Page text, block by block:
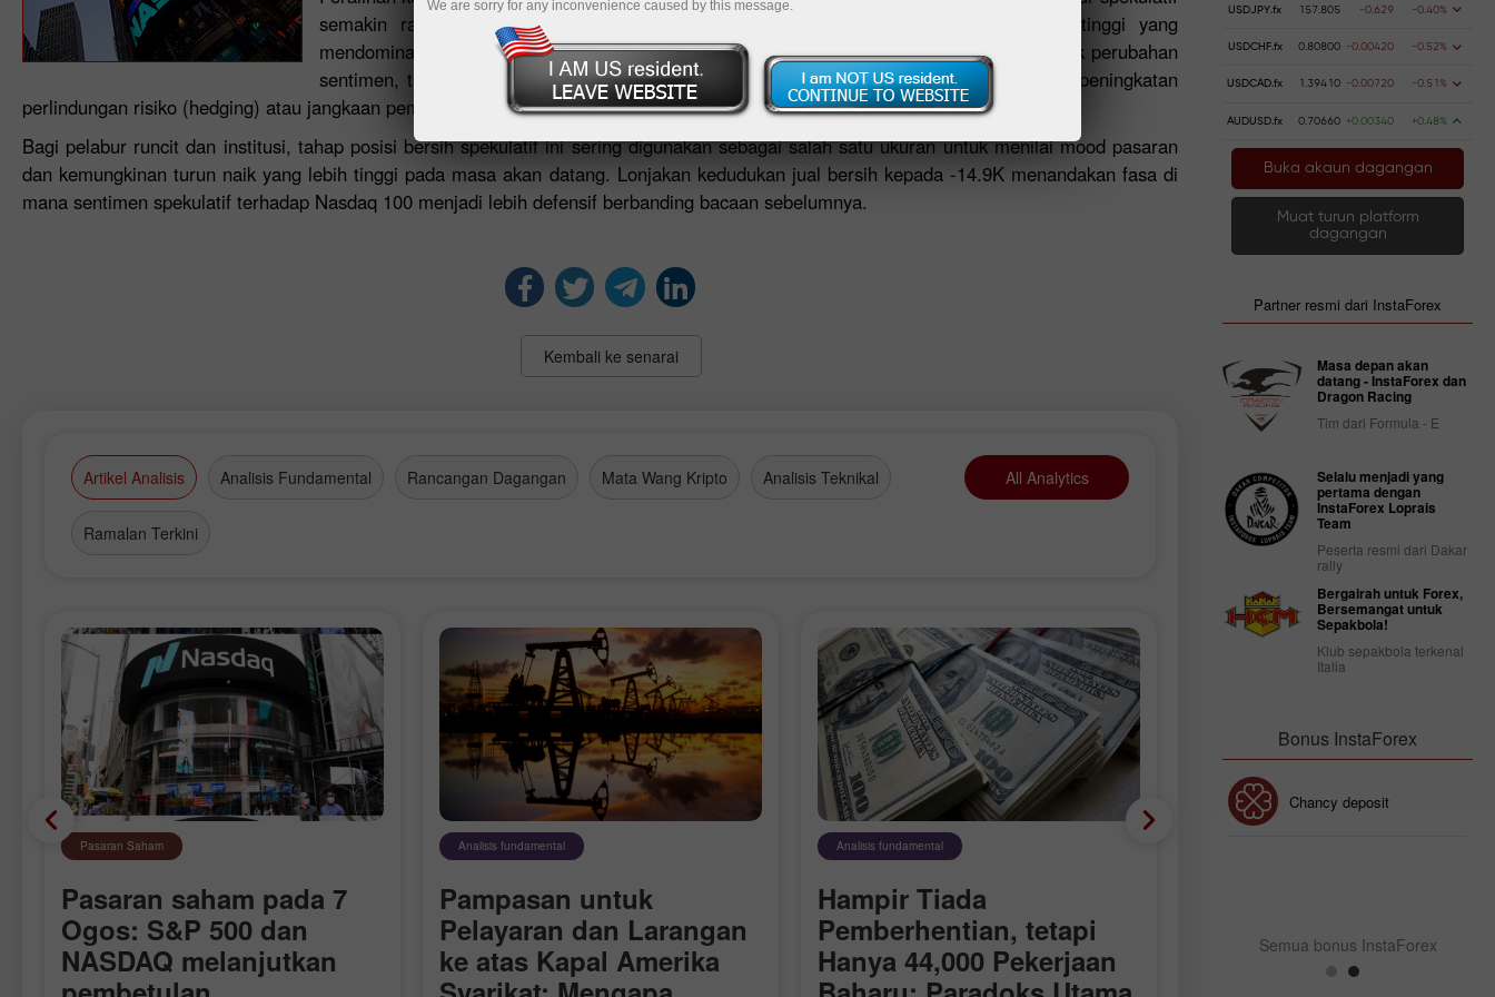
semakin ragu-ragu terhadap prospek jangka pendek saham-saham teknologi bernilai tinggi yang
mendominasi indeks tersebut. Walaupun data ini tidak menerangkan punca khusus di sebalik perubahan
sentimen, trajektori negatif yang semakin mendalam lazimnya dianggap sebagai petunjuk peningkatan
perlindungan risiko (hedging) atau jangkaan pembetulan harga yang lebih besar dalam pasaran teknologi AS.
Bagi pelabur runcit dan institusi, tahap posisi bersih spekulatif ini sering digunakan sebagai salah satu ukuran untuk menilai mood pasaran
dan kemungkinan turun naik yang lebih tinggi pada masa akan datang. Lonjakan kedudukan jual bersih kepada -14.9K menandakan fasa di
mana sentimen spekulatif terhadap Nasdaq 100 menjadi lebih defensif berbanding bacaan sebelumnya.
Kembali ke senarai
Artikel Analisis Analisis Fundamental Rancangan Dagangan Mata Wang Kripto Analisis Teknikal
Ramalan Terkini
All Analytics
Pasaran Saham
Pasaran saham pada 7
Ogos: S&P 500 dan
NASDAQ melanjutkan
Analisis fundamental
Pampasan untuk
Pelayaran dan Larangan
ke atas Kapal Amerika
Analisis fundamental
Hampir Tiada
Pemberhentian, tetapi
Hanya 44,000 Pekerjaan
Wang Kripto pada 7
USDJPY.fx 157.805 -0.629 -0.40%
USDCHF.fx 0.80800 -0.00420 -0.52%
USDCAD.fx 1.39410 -0.00720 -0.51%
AUDUSD.fx 0.70660 +0.00340 +0.48%
Buka akaun dagangan
Muat turun platform
dagangan
Partner resmi dari InstaForex
Masa depan akan
datang - InstaForex dan
Dragon Racing
Tim dari Formula - E
Selalu menjadi yang
pertama dengan
InstaForex Loprais
Team
Peserta resmi dari Dakar
rally
Bergairah untuk Forex,
Bersemangat untuk
Sepakbola!
Klub sepakbola terkenal
Italia
Bonus InstaForex
Bonus 30% Chancy deposit Bonus 30% Chancy deposit
Semua bonus InstaForex
We are sorry for any inconvenience caused by this message.